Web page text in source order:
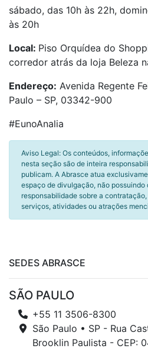
sábado, das 10h às 22h,
às 20h
Local: Piso Orquídea do
corredor atrás da loja Beleza
Endereço: Avenida Regente
Paulo – SP, 03342-900
#EunoAnalia
Aviso Legal: Os conteúdos,
nesta seção são de inteira
publicam. A Abrasce atua
espaço de divulgação, não possuindo
responsabilidade sobre a
serviços, atividades ou atrações
SEDES ABRASCE
SÃO PAULO
+55 11 3506-8300
São Paulo • SP - Rua
Brooklin Paulista - CEP: